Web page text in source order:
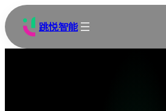
跳
至
内
跳悦智能